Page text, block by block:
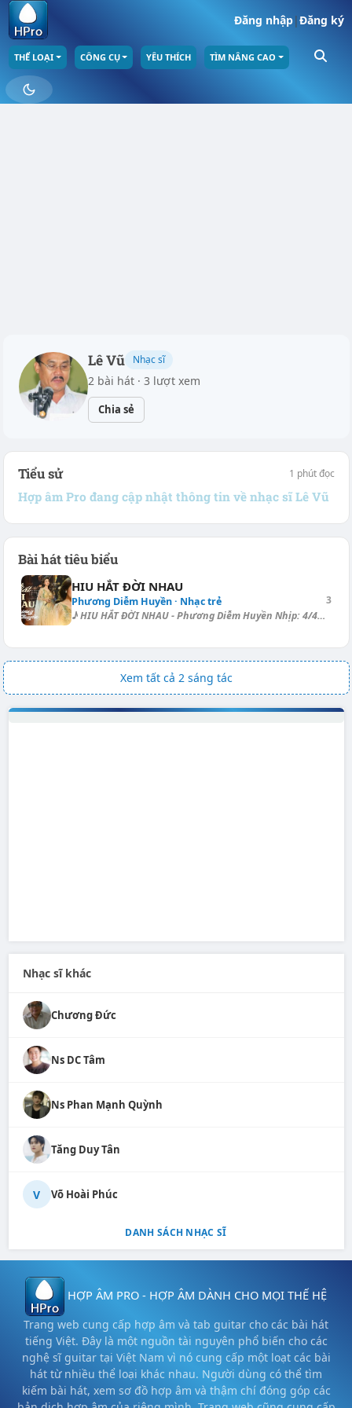
Đăng nhập|Đăng ký
THỂ LOẠI CÔNG CỤ YÊU THÍCH TÌM NÂNG CAO
Lê Vũ Nhạc sĩ
2 bài hát · 3 lượt xem
Chia sẻ
Tiểu sử 1 phút đọc
Hợp âm Pro đang cập nhật thông tin về nhạc sĩ Lê Vũ
Bài hát tiêu biểu
HIU HẮT ĐỜI NHAU
Phương Diễm Huyền · Nhạc trẻ
♪ HIU HẮT ĐỜI NHAU - Phương Diễm Huyền Nhịp: 4/4, tempo: 128, điệu: Slow...
3
Xem tất cả 2 sáng tác
Nhạc sĩ khác
Chương Đức
Ns DC Tâm
Ns Phan Mạnh Quỳnh
Tăng Duy Tân
V Võ Hoài Phúc
DANH SÁCH NHẠC SĨ
HỢP ÂM PRO - HỢP ÂM DÀNH CHO MỌI THẾ HỆ
Trang web cung cấp hợp âm và tab guitar cho các bài hát
tiếng Việt. Đây là một nguồn tài nguyên phổ biến cho các
nghệ sĩ guitar tại Việt Nam vì nó cung cấp một loạt các bài
hát từ nhiều thể loại khác nhau. Người dùng có thể tìm
kiếm bài hát, xem sơ đồ hợp âm và thậm chí đóng góp các